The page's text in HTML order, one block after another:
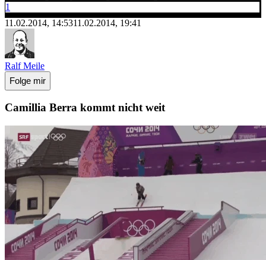
1
11.02.2014, 14:5311.02.2014, 19:41
Ralf Meile
Folge mir
Camillia Berra kommt nicht weit